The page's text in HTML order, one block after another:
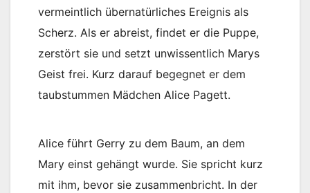
vermeintlich übernatürliches Ereignis als
Scherz. Als er abreist, findet er die Puppe,
zerstört sie und setzt unwissentlich Marys
Geist frei. Kurz darauf begegnet er dem
taubstummen Mädchen Alice Pagett.
Alice führt Gerry zu dem Baum, an dem
Mary einst gehängt wurde. Sie spricht kurz
mit ihm, bevor sie zusammenbricht. In der